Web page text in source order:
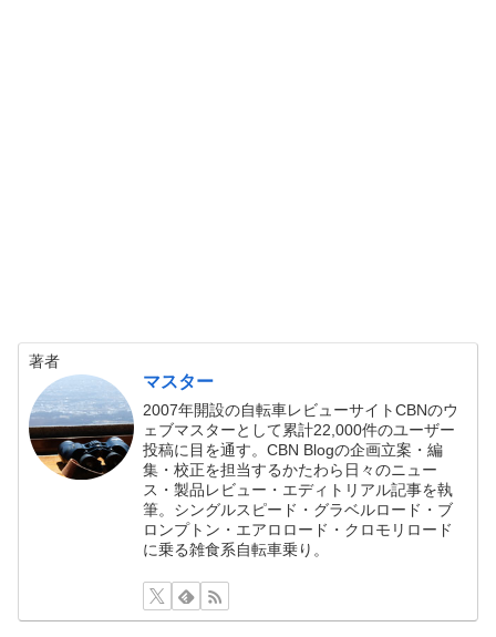
著者
マスター
2007年開設の自転車レビューサイトCBNのウ
ェブマスターとして累計22,000件のユーザー
投稿に目を通す。CBN Blogの企画立案・編
集・校正を担当するかたわら日々のニュー
ス・製品レビュー・エディトリアル記事を執
筆。シングルスピード・グラベルロード・ブ
ロンプトン・エアロロード・クロモリロード
に乗る雑食系自転車乗り。